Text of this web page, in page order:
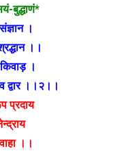
बुद्धाणं*
।
।।
।
द्वार ।।२।।
प्रदाय
।।